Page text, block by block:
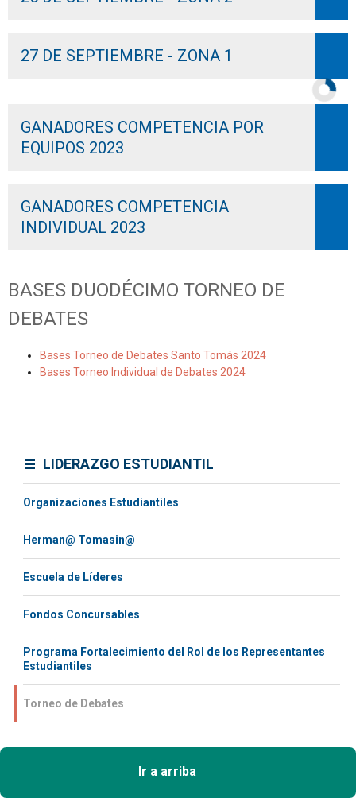
27 DE SEPTIEMBRE - ZONA 1
GANADORES COMPETENCIA POR
EQUIPOS 2023
GANADORES COMPETENCIA
INDIVIDUAL 2023
BASES DUODÉCIMO TORNEO DE
DEBATES
Bases Torneo de Debates Santo Tomás 2024
Bases Torneo Individual de Debates 2024
LIDERAZGO ESTUDIANTIL
Organizaciones Estudiantiles
Herman@ Tomasin@
Escuela de Líderes
Fondos Concursables
Programa Fortalecimiento del Rol de los Representantes
Estudiantiles
Torneo de Debates
Ir a arriba